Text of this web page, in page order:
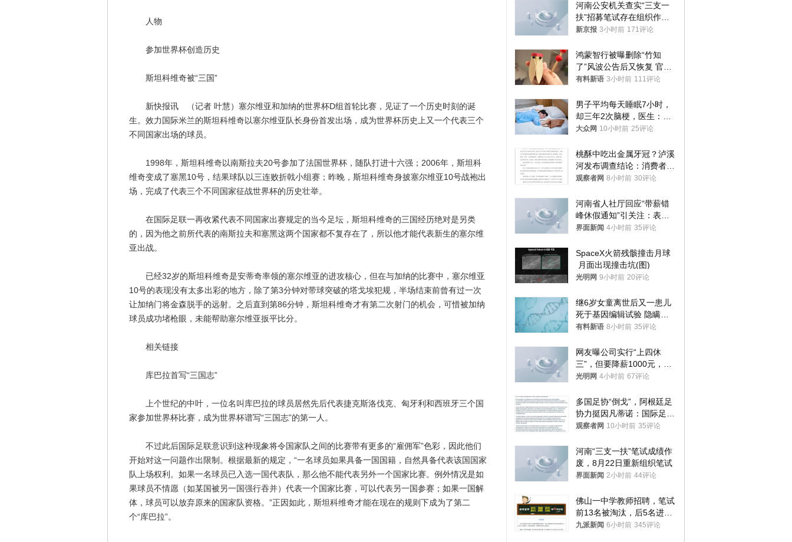
人物
参加世界杯创造历史
斯坦科维奇被“三国”
新快报讯 （记者 叶慧）塞尔维亚和加纳的世界杯D组首轮比赛，见证了一个历史时刻的诞
生。效力国际米兰的斯坦科维奇以塞尔维亚队长身份首发出场，成为世界杯历史上又一个代表三个
不同国家出场的球员。
1998年，斯坦科维奇以南斯拉夫20号参加了法国世界杯，随队打进十六强；2006年，斯坦科
维奇变成了塞黑10号，结果球队以三连败折戟小组赛；昨晚，斯坦科维奇身披塞尔维亚10号战袍出
场，完成了代表三个不同国家征战世界杯的历史壮举。
在国际足联一再收紧代表不同国家出赛规定的当今足坛，斯坦科维奇的三国经历绝对是另类
的，因为他之前所代表的南斯拉夫和塞黑这两个国家都不复存在了，所以他才能代表新生的塞尔维
亚出战。
已经32岁的斯坦科维奇是安蒂奇率领的塞尔维亚的进攻核心，但在与加纳的比赛中，塞尔维亚
10号的表现没有太多出彩的地方，除了第3分钟对带球突破的塔戈埃犯规，半场结束前曾有过一次
让加纳门将金森脱手的远射。之后直到第86分钟，斯坦科维奇才有第二次射门的机会，可惜被加纳
球员成功堵枪眼，未能帮助塞尔维亚扳平比分。
相关链接
库巴拉首写“三国志”
上个世纪的中叶，一位名叫库巴拉的球员居然先后代表捷克斯洛伐克、匈牙利和西班牙三个国
家参加世界杯比赛，成为世界杯谱写“三国志”的第一人。
不过此后国际足联意识到这种现象将令国家队之间的比赛带有更多的“雇佣军”色彩，因此他们
开始对这一问题作出限制。根据最新的规定，“一名球员如果具备一国国籍，自然具备代表该国国家
队上场权利。如果一名球员已入选一国代表队，那么他不能代表另外一个国家比赛。例外情况是如
果球员不情愿（如某国被另一国强行吞并）代表一个国家比赛，可以代表另一国参赛；如果一国解
体，球员可以放弃原来的国家队资格。”正因如此，斯坦科维奇才能在现在的规则下成为了第二
个“库巴拉”。
河南公安机关查实“三支一
扶”招募笔试存在组织作弊
犯罪行为
新京报 3小时前 171评论
鸿蒙智行被曝删除“竹知
了”风波公告后又恢复 官媒
曾力挺：劝华为要大度的，
有料新语 3小时前 111评论
男子平均每天睡眠7小时，
却三年2次脑梗，医生：这
样睡觉更伤身
大众网 10小时前 25评论
桃酥中吃出金属牙冠？泸溪
河发布调查结论：消费者已
澄清，所发视频情况不属实
观察者网 8小时前 30评论
河南省人社厅回应“带薪错
峰休假通知”引关注：表述
不够准确，待修改后印发
界面新闻 4小时前 35评论
SpaceX火箭残骸撞击月球
月面出现撞击坑(图)
光明网 9小时前 20评论
继6岁女童离世后又一患儿
死于基因编辑试验 隐瞒一
年才对外披露
有料新语 8小时前 35评论
网友曝公司实行“上四休
三”，但要降薪1000元，不
接受只能辞职
光明网 4小时前 67评论
多国足协“倒戈”，阿根廷足
协力挺因凡蒂诺：国际足联
今后应继续在其领导下前行
观察者网 10小时前 35评论
河南“三支一扶”笔试成绩作
废，8月22日重新组织笔试
界面新闻 2小时前 44评论
佛山一中学教师招聘，笔试
前13名被淘汰，后5名进体
检，被疑萝卜岗，官方通
九派新闻 6小时前 345评论